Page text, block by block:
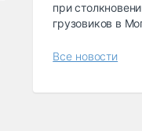
при
грузовиков в
Все новости